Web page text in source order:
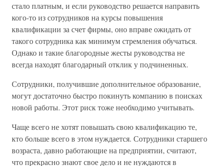
стало платным, и если руководство решается направить
кого-то из сотрудников на курсы повышения
квалификации за счет фирмы, оно вправе ожидать от
такого сотрудника как минимум стремления обучаться.
Однако и такие благородные жесты руководства не
всегда находят благодарный отклик у подчиненных.
Сотрудники, получившие дополнительное образование,
могут достаточно быстро покинуть компанию в поисках
новой работы. Этот риск тоже необходимо учитывать.
Чаще всего не хотят повышать свою квалификацию те,
кто больше всего в этом нуждается. Сотрудники старшего
возраста, давно работающие на предприятии, считают,
что прекрасно знают свое дело и не нуждаются в